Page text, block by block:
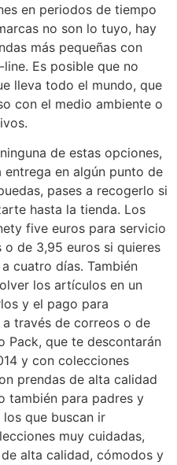
en periodos de tiempo
no son lo tuyo, hay
más pequeñas con
Es posible que no
lleva todo el mundo, que
con el medio ambiente o
de estas opciones,
en algún punto de
pases a recogerlo si
hasta la tienda. Los
five euros para servicio
de 3,95 euros si quieres
cuatro días. También
los artículos en un
y el pago para
través de correos o de
Pack, que te descontarán
y con colecciones
prendas de alta calidad
también para padres y
que buscan ir
muy cuidadas,
alta calidad, cómodos y